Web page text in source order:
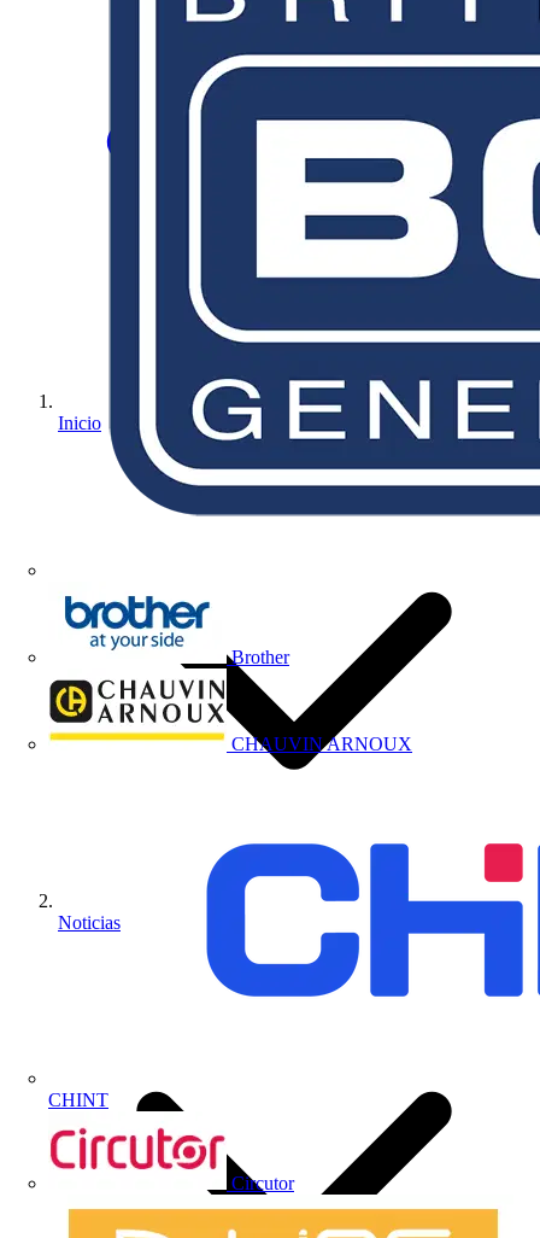
Brother
CHAUVIN ARNOUX
CHINT
Circutor
Inicio
Noticias